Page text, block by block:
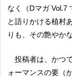
なく（Dマガ Vol.7
と語りかける植村
りも、その艶やか
投稿者は、かつて、中島早貴さんこそ℃-ute のダンスパフ
ォーマンスの要（